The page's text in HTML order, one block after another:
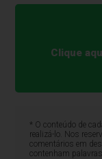
Clique
* O conteúdo de
realizá-lo. Nos
comentários em
contenham